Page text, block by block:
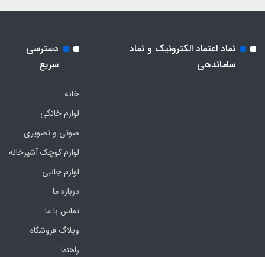
نماد اعتماد الکترونیک و نماد
ساماندهی
دسترسی
سریع
خانه
لوازم خانگی
صوتی و تصویری
لوازم کوچک آشپزخانه
لوازم جانبی
درباره ما
تماس با ما
وبلاگ فروشگاه
راهنما